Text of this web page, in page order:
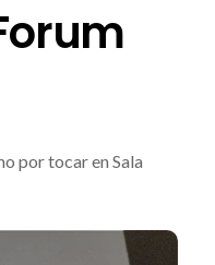
por tocar en Sala